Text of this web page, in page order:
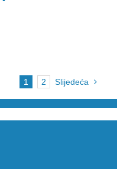
1 2 Slijedeća